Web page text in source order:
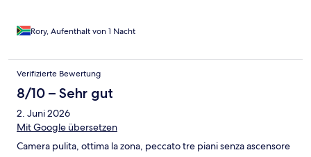
Rory, Aufenthalt von 1 Nacht
Verifizierte Bewertung
8/10 – Sehr gut
2. Juni 2026
Mit Google übersetzen
Camera pulita, ottima la zona, peccato tre piani senza ascensore